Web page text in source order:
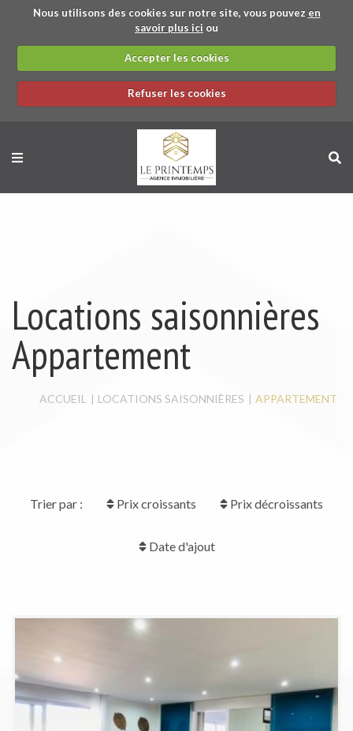
Nous utilisons des cookies sur notre site, vous pouvez en
savoir plus ici ou
Accepter les cookies
Refuser les cookies
PARTENAIRES
TERRAIN
LOCAL COMMERCIAL
MAISON / VILLA
GARAGE
LOCAL À LOUER
Locations saisonnières
Appartement
ACCUEIL LOCATIONS SAISONNIÈRES APPARTEMENT
Trier par : Prix croissants Prix décroissants
Date d'ajout